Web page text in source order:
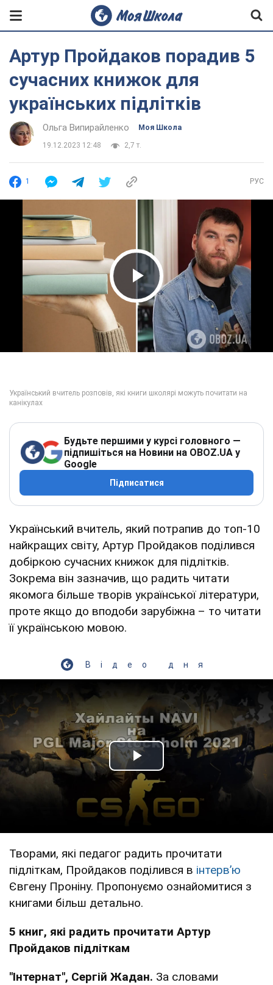
Артур Пройдаков порадив 5
сучасних книжок для
українських підлітків
Ольга Випирайленко Моя Школа
19.12.2023 12:48 2,7 т.
1 РУС
Play Video
Будьте першими у курсі головного —
підпишіться на Новини на OBOZ.UA у
Google
Підписатися
Український вчитель, який потрапив до топ-10
найкращих світу, Артур Пройдаков поділився
добіркою сучасних книжок для підлітків.
Зокрема він зазначив, що радить читати
якомога більше творів української літератури,
проте якщо до вподоби зарубіжна – то читати
її українською мовою.
Відео дня
Play Video
Творами, які педагог радить прочитати
підліткам, Пройдаков поділився в інтервʼю
Євгену Проніну. Пропонуємо ознайомитися з
книгами більш детально.
5 книг, які радить прочитати Артур
Пройдаков підліткам
"Інтернат", Сергій Жадан. За словами